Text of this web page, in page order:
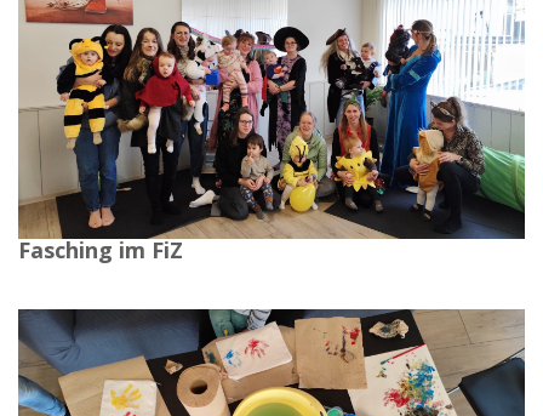
Fasching im FiZ